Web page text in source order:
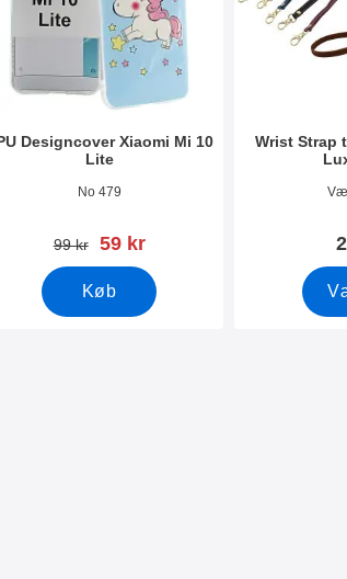
Designcover Xiaomi Mi 10
Lite
36873No 479
pris
99 kr pris
59 kr
Køb
Wrist Strap
Varenr 50276